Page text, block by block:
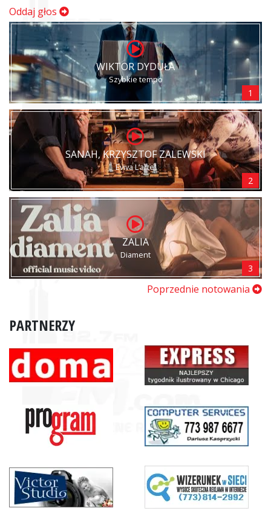
Oddaj głos
WIKTOR DYDUŁA
Szybkie tempo
1
SANAH, KRZYSZTOF ZALEWSKI
Eviva L’arte!
2
ZALIA
Diament
3
Poprzednie notowania
PARTNERZY